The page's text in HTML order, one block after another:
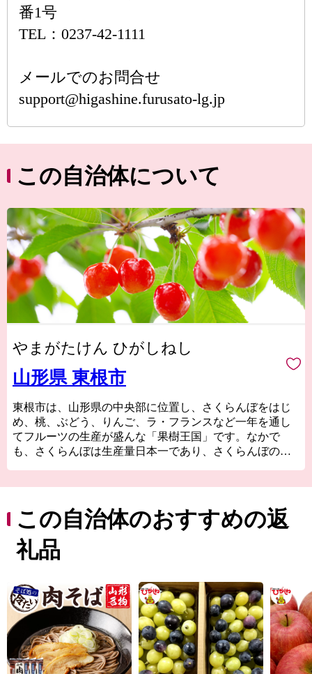
番1号
TEL：0237-42-1111
メールでのお問合せ
support@higashine.furusato-lg.jp
この自治体について
やまがたけん ひがしねし
山形県 東根市
東根市は、山形県の中央部に位置し、さくらんぼをはじ
め、桃、ぶどう、りんご、ラ・フランスなど一年を通し
てフルーツの生産が盛んな「果樹王国」です。なかで
も、さくらんぼは生産量日本一であり、さくらんぼの王
んぼ＝東根市」のイメージ発信に取り組み、「さくらん
ぼ」にこだわったまちづくりを展開しています。
また、多くの企業が拠点を構える「製造のまち」でもあ
り、日本が世界に誇る技術を活かした製品を製造する企
かな技術と製品をお届けします。
この自治体のおすすめの返
礼品